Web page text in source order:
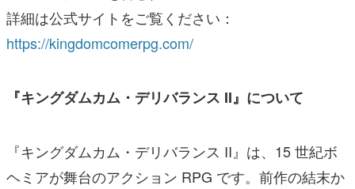
詳細は公式サイトをご覧ください：
https://kingdomcomerpg.com/
『キングダムカム・デリバランス II』について
『キングダムカム・デリバランス II』は、15 世紀ボ
ヘミアが舞台のアクション RPG です。前作の結末か